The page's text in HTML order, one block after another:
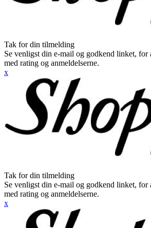
Tak for din tilmelding
Se venligst din e-mail og godkend linket, for
med rating og anmeldelserne.
x
Tak for din tilmelding
Se venligst din e-mail og godkend linket, for
med rating og anmeldelserne.
x